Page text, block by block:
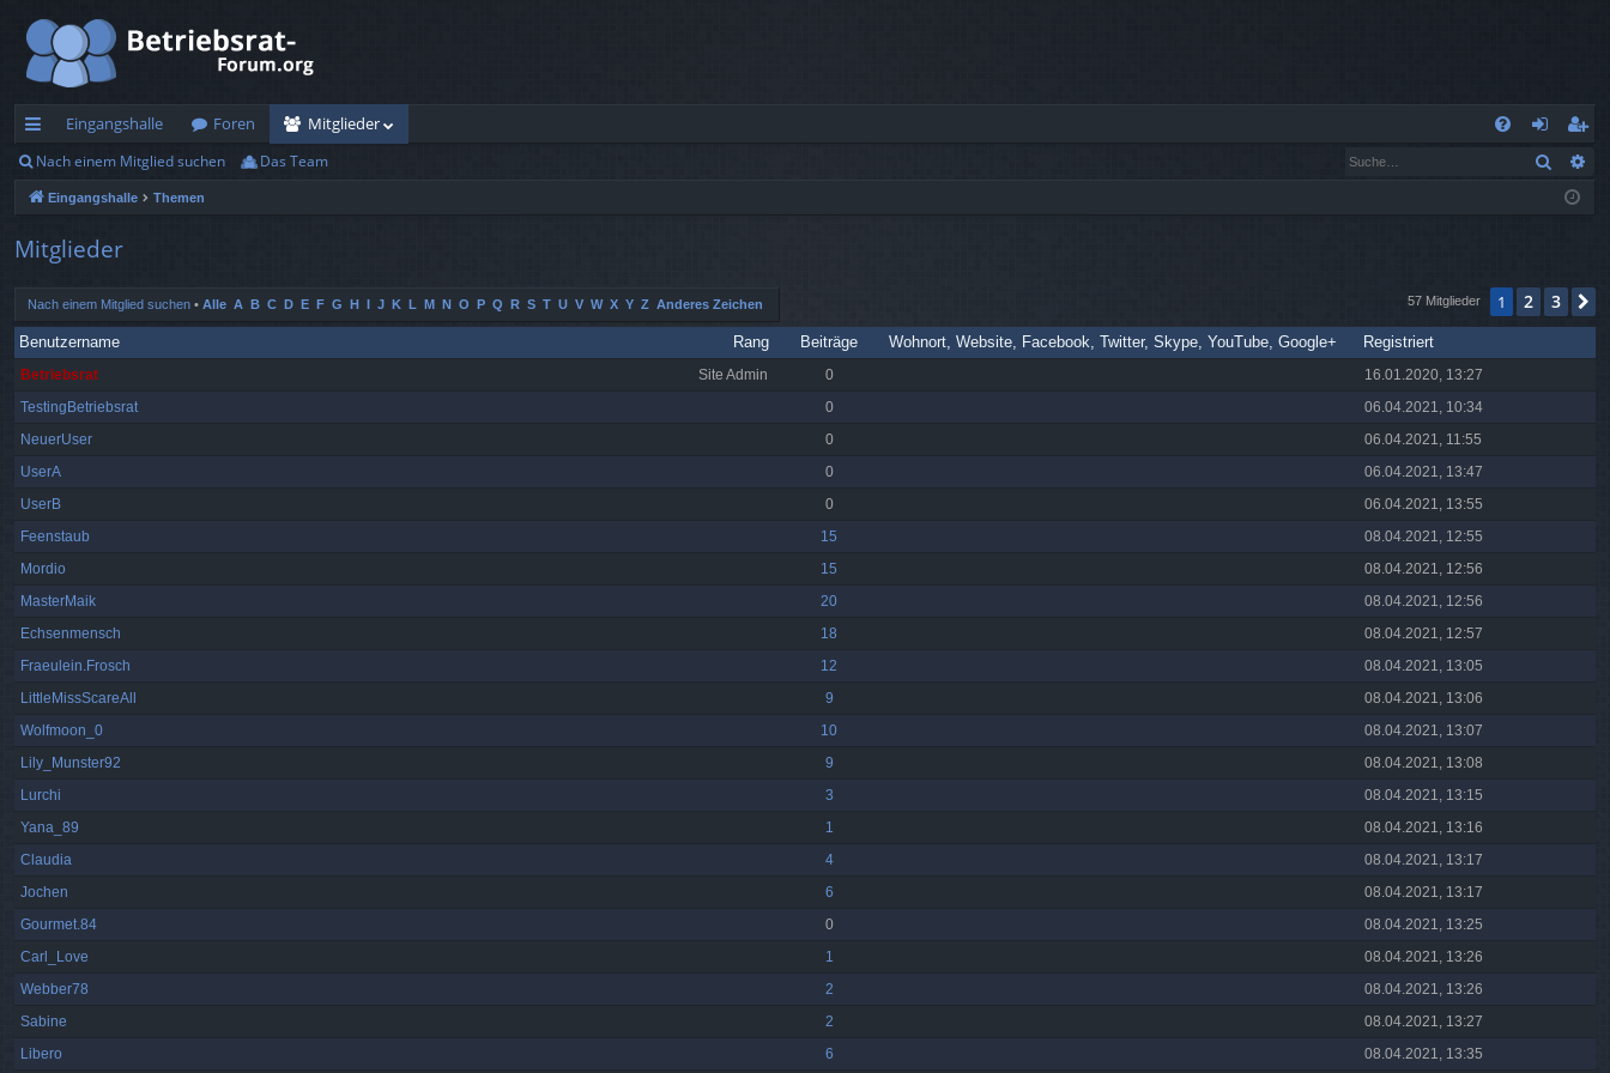
ch
ne
llz
f
Eingangshalle Foren
Mitglieder
n
n
eg
ist
n
Nach einem Mitglied suchen Das Team Suche
Eingangshalle Themen
Mitglieder
Nach einem Mitglied suchen • Alle A B C D E F G H I J K L M N O P Q R S T U V W X Y Z Anderes Zeichen 57 Mitglieder 1 2 3
Rang
Benutzername Beiträge Wohnort, Website, Facebook, Twitter, Skype, YouTube, Google+ Registriert
Site Admin
Betriebsrat 0
16.01.2020, 13:27
TestingBetriebsrat
0
06.04.2021, 10:34
NeuerUser
0
06.04.2021, 11:55
UserA
0
06.04.2021, 13:47
UserB
0
06.04.2021, 13:55
Feenstaub
15
08.04.2021, 12:55
Mordio
15
08.04.2021, 12:56
MasterMaik
20
08.04.2021, 12:56
Echsenmensch
18
08.04.2021, 12:57
Fraeulein.Frosch
12
08.04.2021, 13:05
LittleMissScareAll
9
08.04.2021, 13:06
Wolfmoon_0
10
08.04.2021, 13:07
Lily_Munster92
9
08.04.2021, 13:08
Lurchi
3
08.04.2021, 13:15
Yana_89
1
08.04.2021, 13:16
Claudia
4
08.04.2021, 13:17
Jochen
6
08.04.2021, 13:17
Gourmet.84
0
08.04.2021, 13:25
Carl_Love
1
08.04.2021, 13:26
Webber78
2
08.04.2021, 13:26
Sabine
2
08.04.2021, 13:27
Libero
6 08.04.2021, 13:35